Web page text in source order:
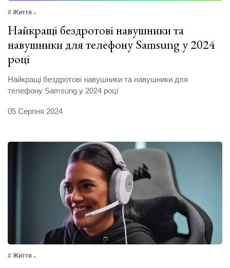
# Життя
Найкращі бездротові навушники та
навушники для телефону Samsung у 2024
році
Найкращі бездротові навушники та навушники для
телефону Samsung у 2024 році
05 Серпня 2024
# Життя